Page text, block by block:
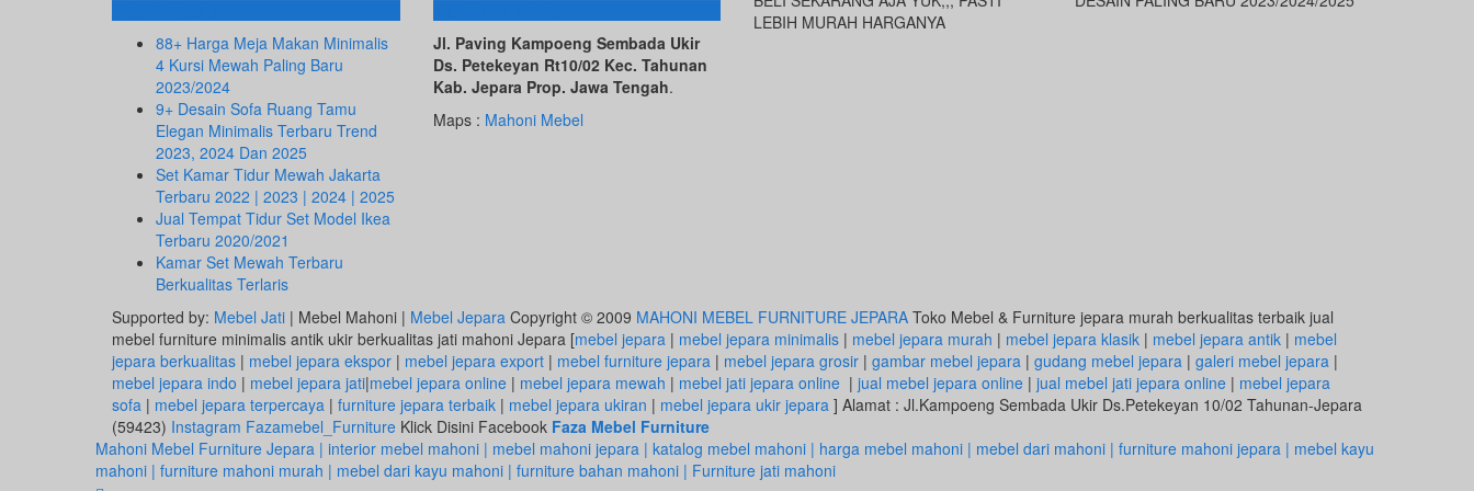
Info Terbaru
88+ Harga Meja Makan Minimalis
4 Kursi Mewah Paling Baru
2023/2024
9+ Desain Sofa Ruang Tamu
Elegan Minimalis Terbaru Trend
2023, 2024 Dan 2025
Set Kamar Tidur Mewah Jakarta
Terbaru 2022 | 2023 | 2024 | 2025
Jual Tempat Tidur Set Model Ikea
Terbaru 2020/2021
Kamar Set Mewah Terbaru
Berkualitas Terlaris
ALAMAT KAMI
Jl. Paving Kampoeng Sembada Ukir
Ds. Petekeyan Rt10/02 Kec. Tahunan
Kab. Jepara Prop. Jawa Tengah.
Maps : Mahoni Mebel
LEBIH MURAH HARGANYA
Supported by: Mebel Jati | Mebel Mahoni | Mebel Jepara Copyright © 2009 MAHONI MEBEL FURNITURE JEPARA Toko Mebel & Furniture jepara murah berkualitas terbaik jual
mebel furniture minimalis antik ukir berkualitas jati mahoni Jepara [mebel jepara | mebel jepara minimalis | mebel jepara murah | mebel jepara klasik | mebel jepara antik | mebel
jepara berkualitas | mebel jepara ekspor | mebel jepara export | mebel furniture jepara | mebel jepara grosir | gambar mebel jepara | gudang mebel jepara | galeri mebel jepara |
mebel jepara indo | mebel jepara jati|mebel jepara online | mebel jepara mewah | mebel jati jepara online | jual mebel jepara online | jual mebel jati jepara online | mebel jepara
sofa | mebel jepara terpercaya | furniture jepara terbaik | mebel jepara ukiran | mebel jepara ukir jepara ] Alamat : Jl.Kampoeng Sembada Ukir Ds.Petekeyan 10/02 Tahunan-Jepara
(59423) Instagram Fazamebel_Furniture Klick Disini Facebook Faza Mebel Furniture
Mahoni Mebel Furniture Jepara | interior mebel mahoni | mebel mahoni jepara | katalog mebel mahoni | harga mebel mahoni | mebel dari mahoni | furniture mahoni jepara | mebel kayu
mahoni | furniture mahoni murah | mebel dari kayu mahoni | furniture bahan mahoni | Furniture jati mahoni